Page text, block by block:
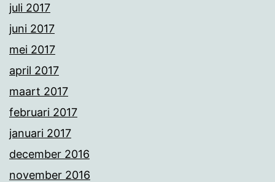
juli 2017
juni 2017
mei 2017
april 2017
maart 2017
februari 2017
januari 2017
december 2016
november 2016